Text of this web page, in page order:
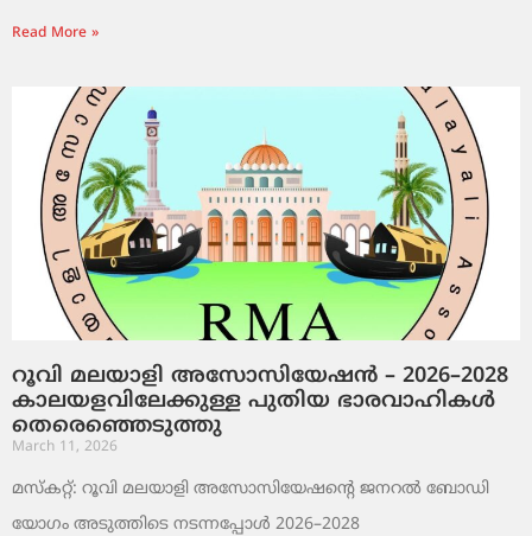
Read More »
റൂവി മലയാളി അസോസിയേഷൻ – 2026–2028
കാലയളവിലേക്കുള്ള പുതിയ ഭാരവാഹികൾ
തെരെഞ്ഞെടുത്തു
March 11, 2026
മസ്കറ്റ്: റൂവി മലയാളി അസോസിയേഷന്റെ ജനറൽ ബോഡി
യോഗം അടുത്തിടെ നടന്നപ്പോൾ 2026–2028